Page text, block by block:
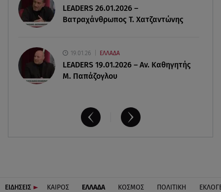
LEADERS 26.01.2026 –
Βατραχάνθρωπος Τ. Χατζαντώνης
19.01.26 ΕΛΛΑΔΑ
LEADERS 19.01.2026 – Αν. Καθηγητής
Μ. Παπάζογλου
ΕΙΔΗΣΕΙΣ ΚΑΙΡΟΣ ΕΛΛΑΔΑ ΚΟΣΜΟΣ ΠΟΛΙΤΙΚΗ